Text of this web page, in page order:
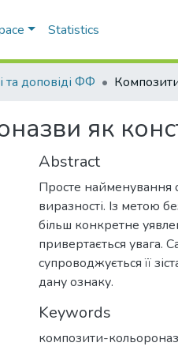
Statistics
та доповіді ФФ
як
Abstract
Просте найменування
виразності. Із метою
більш конкретне
привертається увага.
супроводжується її
дану ознаку.
Keywords
композити-